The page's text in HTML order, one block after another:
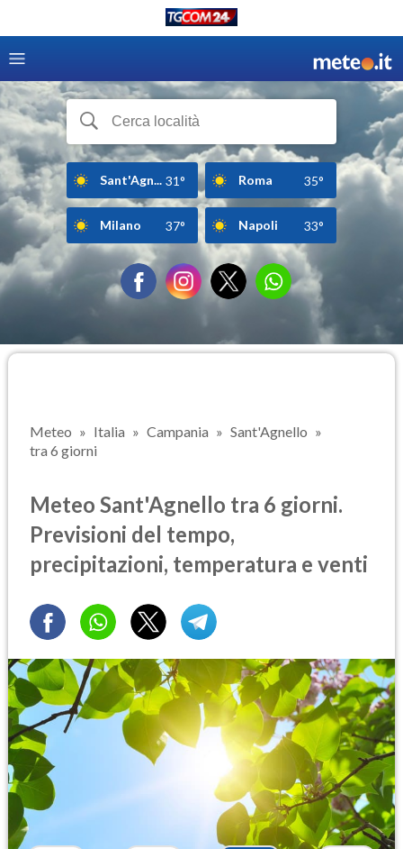
Sant'Agn... 31° Roma 35°
Milano 37° Napoli 33°
Meteo Italia Campania
Sant'Agnello
tra 6 giorni
Meteo Sant'Agnello tra 6 giorni.
Previsioni del tempo,
precipitazioni, temperatura e venti